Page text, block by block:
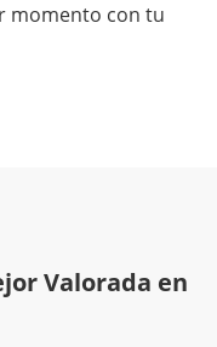
Valorada en
momento con tu